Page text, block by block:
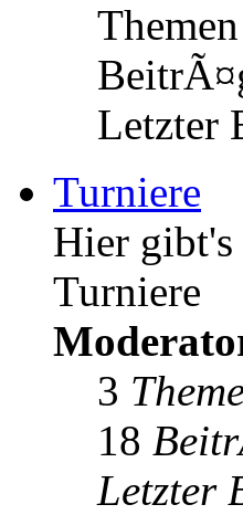
Themen
Letzter
Turniere
Hier gibt's
Turniere
3
18
Letzter